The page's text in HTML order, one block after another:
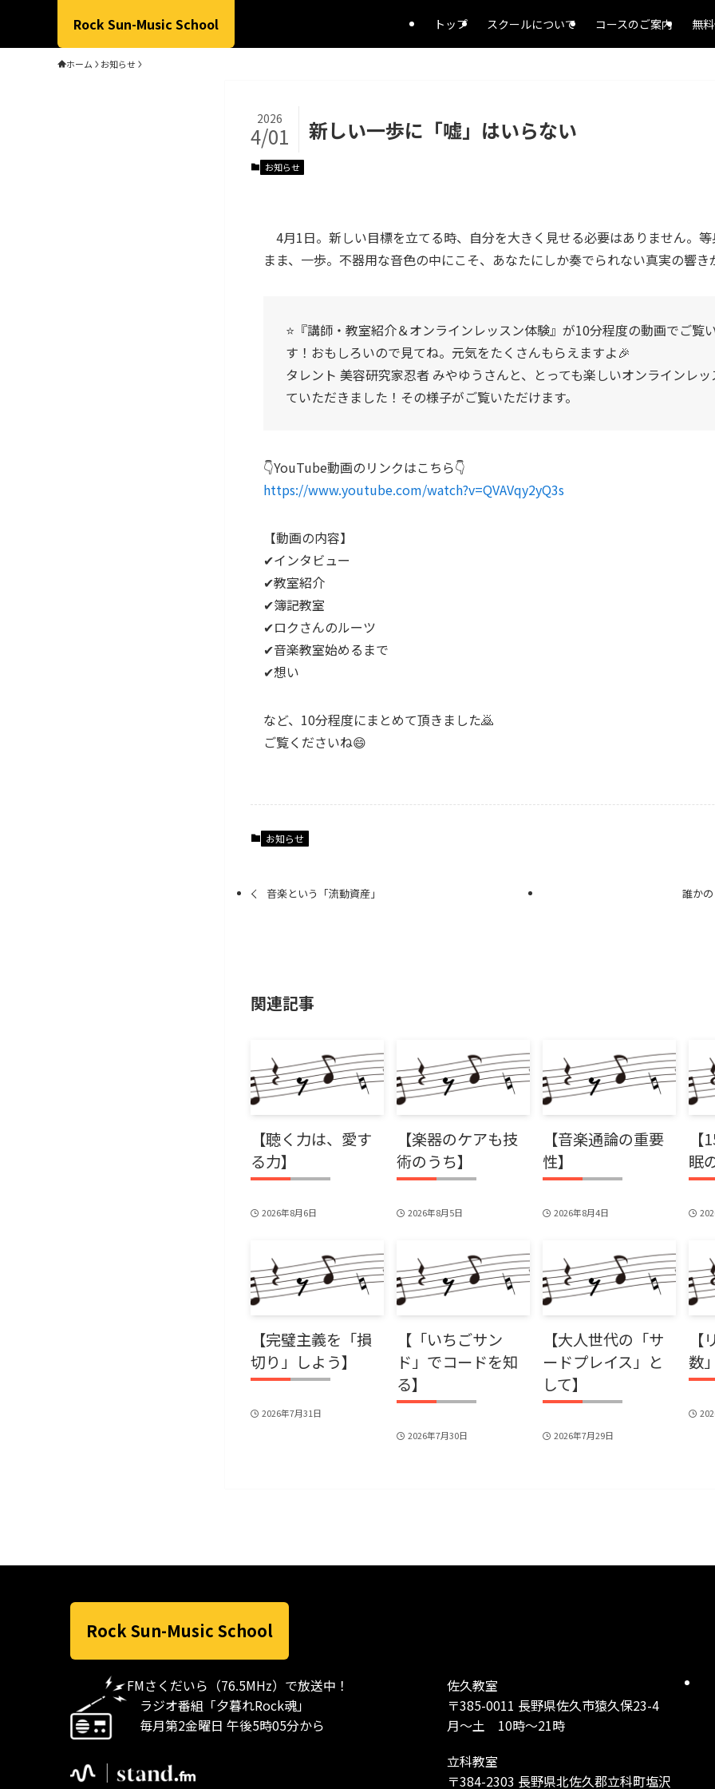
Rock Sun-Music School トップ スクールについて コースのご案内 無
ホーム お知らせ
新しい一歩に「嘘」はいらない
2026
4/01
お知らせ
4月1日。新しい目標を立てる時、自分を大きく見せる必要はありません。
まま、一歩。不器用な音色の中にこそ、あなたにしか奏でられない真実の響き
⭐️『講師・教室紹介＆オンラインレッスン体験』が10分程度の動画でご覧
す！おもしろいので見てね。元気をたくさんもらえますよ🎉
タレント 美容研究家忍者 みやゆうさんと、とっても楽しいオンラインレ
ていただきました！その様子がご覧いただけます。
👇️YouTube動画のリンクはこちら👇️
https://www.youtube.com/watch?v=QVAVqy2yQ3s
【動画の内容】
✔インタビュー
✔教室紹介
✔簿記教室
✔ロクさんのルーツ
✔音楽教室始めるまで
✔想い
など、10分程度にまとめて頂きました🙇
ご覧くださいね😄
お知らせ
音楽という「流動資産」 誰か
関連記事
【聴く力は、愛す
る力】
2026年8月6日
【楽器のケアも技
術のうち】
2026年8月5日
【音楽通論の重要
性】
2026年8月4日
眠
【完璧主義を「損
切り」しよう】
2026年7月31日
【「いちごサン
ド」でコードを知
る】
2026年7月30日
【大人世代の「サ
ードプレイス」と
して】
2026年7月29日
数
Rock Sun-Music School
FMさくだいら（76.5MHz）で放送中！
ラジオ番組「夕暮れRock魂」
毎月第2金曜日 午後5時05分から
佐久教室
〒385-0011 長野県佐久市猿久保23-4
月～土 10時～21時
立科教室
〒384-2303 長野県北佐久郡立科町塩沢